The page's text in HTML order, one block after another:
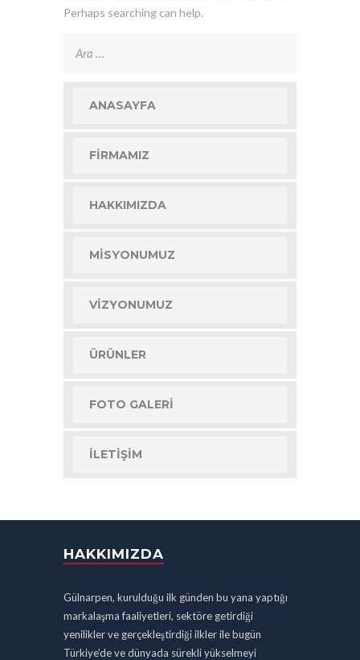
Perhaps searching can help.
ANASAYFA
FIRMAMIZ
HAKKIMIZDA
MISYONUMUZ
VIZYONUMUZ
ÜRÜNLER
FOTO GALERI
İLETIŞIM
HAKKIMIZDA
Gülnarpen, kurulduğu ilk günden bu yana yaptığı
markalaşma faaliyetleri, sektöre getirdiği
yenilikler ve gerçekleştirdiği ilkler ile bugün
Türkiye’de ve dünyada sürekli yükselmeyi